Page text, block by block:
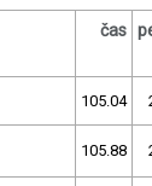
čas
105.04
105.88